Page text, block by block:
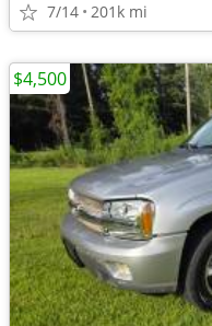
7/14 201k mi
$4,500